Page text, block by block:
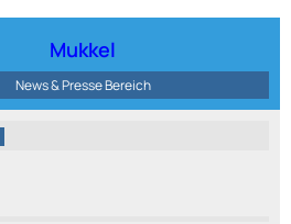
Mukkel
News & Presse Bereich